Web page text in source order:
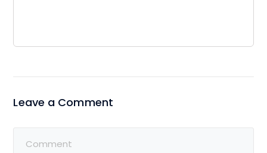
Leave a Comment